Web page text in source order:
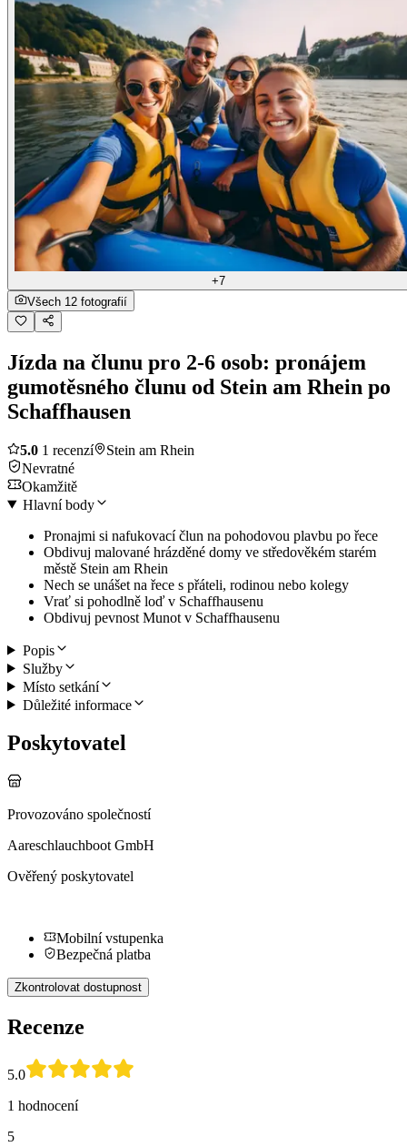
+7
Všech 12 fotografií
Jízda na člunu pro 2-6 osob: pronájem
gumotěsného člunu od Stein am Rhein po
Schaffhausen
5.0 1 recenzí
Stein am Rhein
Nevratné
Okamžitě
Hlavní body
Pronajmi si nafukovací člun na pohodovou plavbu po řece
Obdivuj malované hrázděné domy ve středověkém starém
městě Stein am Rhein
Nech se unášet na řece s přáteli, rodinou nebo kolegy
Vrať si pohodlně loď v Schaffhausenu
Obdivuj pevnost Munot v Schaffhausenu
Popis
Služby
Místo setkání
Důležité informace
Poskytovatel
Provozováno společností
Aareschlauchboot GmbH
Ověřený poskytovatel
Mobilní vstupenka
Bezpečná platba
Zkontrolovat dostupnost
Recenze
5.0
1 hodnocení
5